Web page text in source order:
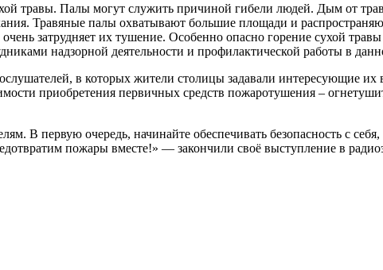
травы. Палы могут служить причиной гибели людей. Дым от
Травяные палы охватывают большие площади и
затрудняет их тушение. Особенно опасно горение сухой
надзорной деятельности и профилактической работы в
в которых жители столицы задавали интересующие
приобретения первичных средств пожаротушения –
В первую очередь, начинайте обеспечивать безопасность с
пожары вместе!» — закончили своё выступление в